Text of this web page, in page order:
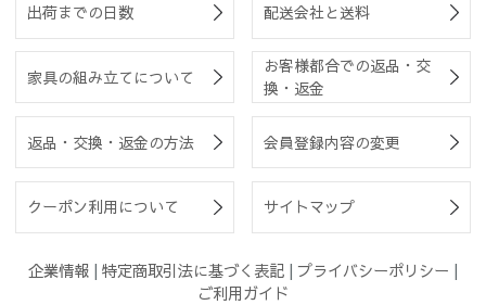
出荷までの日数 配送会社と送料
家具の組み立てについて
お客様都合での返品・交
換・返金
返品・交換・返金の方法 会員登録内容の変更
クーポン利用について サイトマップ
企業情報 | 特定商取引法に基づく表記 | プライバシーポリシー |
ご利用ガイド